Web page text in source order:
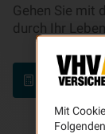
Gehen Sie mit
durch Ihr
Beitrag
Mit